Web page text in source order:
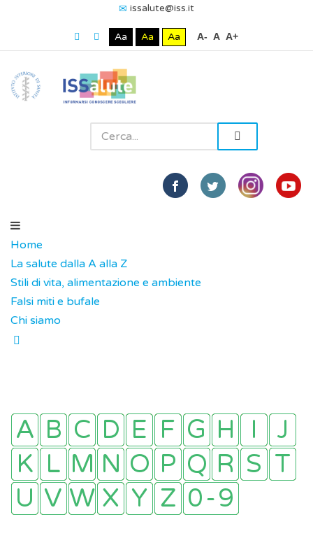
issalute@iss.it
Aa Aa Aa A- A A+
Home
La salute dalla A alla Z
Stili di vita, alimentazione e ambiente
Falsi miti e bufale
Chi siamo